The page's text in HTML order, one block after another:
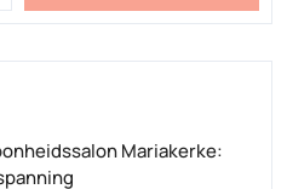
Mariakerke: